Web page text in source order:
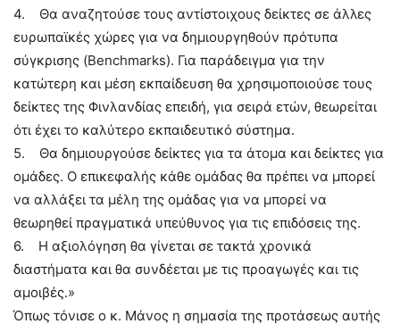
4. Θα αναζητούσε τους αντίστοιχους δείκτες σε άλλες
ευρωπαϊκές χώρες για να δημιουργηθούν πρότυπα
σύγκρισης (Benchmarks). Για παράδειγμα για την
κατώτερη και μέση εκπαίδευση θα χρησιμοποιούσε τους
δείκτες της Φινλανδίας επειδή, για σειρά ετών, θεωρείται
ότι έχει το καλύτερο εκπαιδευτικό σύστημα.
5. Θα δημιουργούσε δείκτες για τα άτομα και δείκτες για
ομάδες. Ο επικεφαλής κάθε ομάδας θα πρέπει να μπορεί
να αλλάξει τα μέλη της ομάδας για να μπορεί να
θεωρηθεί πραγματικά υπεύθυνος για τις επιδόσεις της.
6. Η αξιολόγηση θα γίνεται σε τακτά χρονικά
διαστήματα και θα συνδέεται με τις προαγωγές και τις
αμοιβές.»
Όπως τόνισε ο κ. Μάνος η σημασία της προτάσεως αυτής